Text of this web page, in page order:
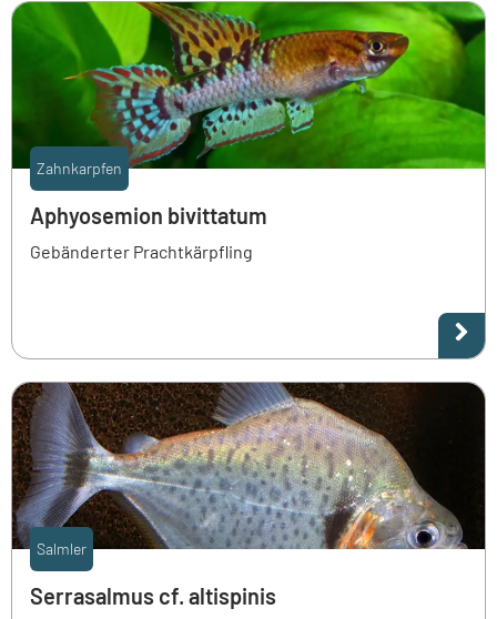
Zahnkarpfen
Aphyosemion bivittatum
Gebänderter Prachtkärpfling
Salmler
Serrasalmus cf. altispinis